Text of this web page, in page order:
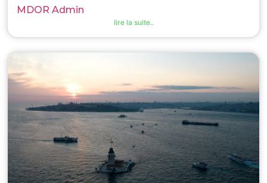
MDOR Admin
lire la suite..